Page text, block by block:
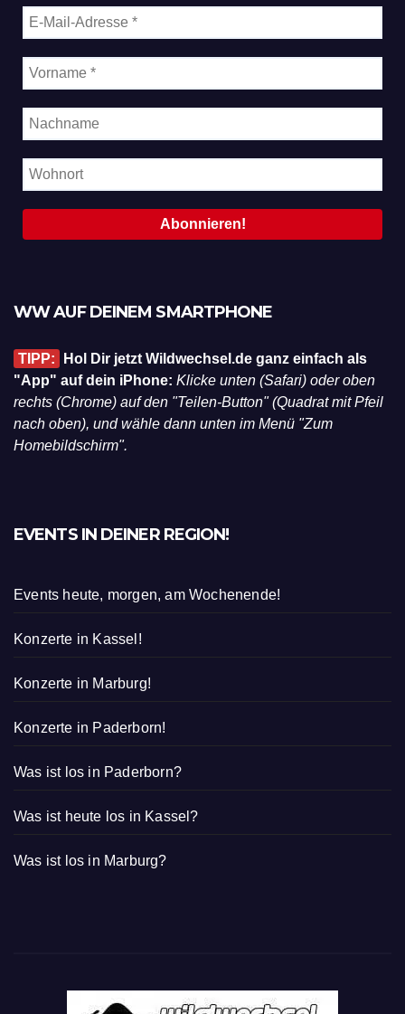
WW AUF DEINEM SMARTPHONE
TIPP:
Hol Dir jetzt Wildwechsel.de ganz einfach als
"App" auf dein iPhone: Klicke unten (Safari) oder oben
rechts (Chrome) auf den "Teilen-Button" (Quadrat mit Pfeil
nach oben), und wähle dann unten im Menü "Zum
Homebildschirm".
EVENTS IN DEINER REGION!
Events heute, morgen, am Wochenende!
Konzerte in Kassel!
Konzerte in Marburg!
Konzerte in Paderborn!
Was ist los in Paderborn?
Was ist heute los in Kassel?
Was ist los in Marburg?